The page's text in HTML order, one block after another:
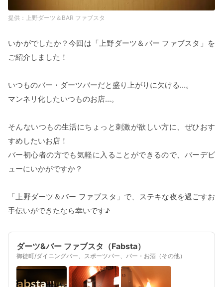
上野ダーツ＆BAR ファブスタ
いかがでしたか？今回は「上野ダーツ＆バー ファブスタ」を
ご紹介しました！
いつものバー・ダーツバーだと盛り上がりに欠ける…。
マンネリ化したいつものお店…。
そんないつもの生活にちょっと刺激が欲しい方に、ぜひおす
すめしたいお店！
バー初心者の方でも気軽に入ることができるので、バーデビ
ューにいかがですか？
「上野ダーツ＆バー ファブスタ」で、ステキな夜を過ごすお
手伝いができたなら幸いです♪
ダーツ&バー ファブスタ（Fabsta）
御徒町/ダイニングバー、スポーツバー、バー・お酒（その他）